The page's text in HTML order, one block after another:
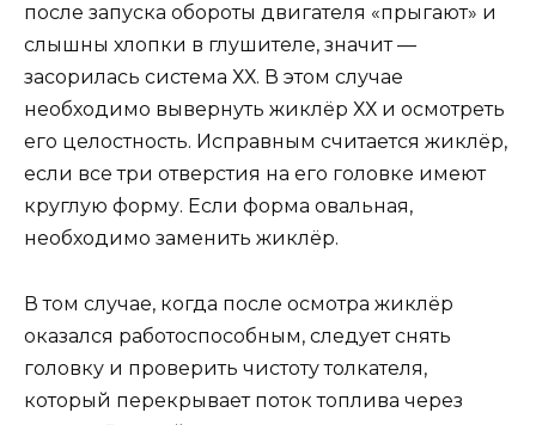
после запуска обороты двигателя «прыгают» и
слышны хлопки в глушителе, значит —
засорилась система ХХ. В этом случае
необходимо вывернуть жиклёр ХХ и осмотреть
его целостность. Исправным считается жиклёр,
если все три отверстия на его головке имеют
круглую форму. Если форма овальная,
необходимо заменить жиклёр.
В том случае, когда после осмотра жиклёр
оказался работоспособным, следует снять
головку и проверить чистоту толкателя,
который перекрывает поток топлива через